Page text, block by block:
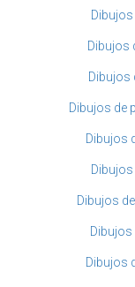
Dibujos
Dibujos
Dibujos de
Dibujos
Dibujos
Dibujos